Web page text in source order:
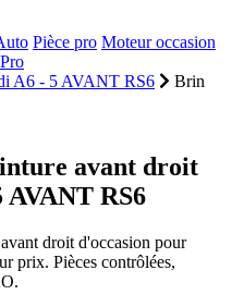
Pièce pro Moteur occasion
A6 - 5 AVANT RS6
Brin
avant droit
RS6
droit d'occasion pour
prix. Pièces contrôlées,